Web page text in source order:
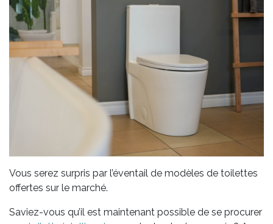
Vous serez surpris par l’éventail de modèles de toilettes
offertes sur le marché.
Saviez-vous qu’il est maintenant possible de se procurer